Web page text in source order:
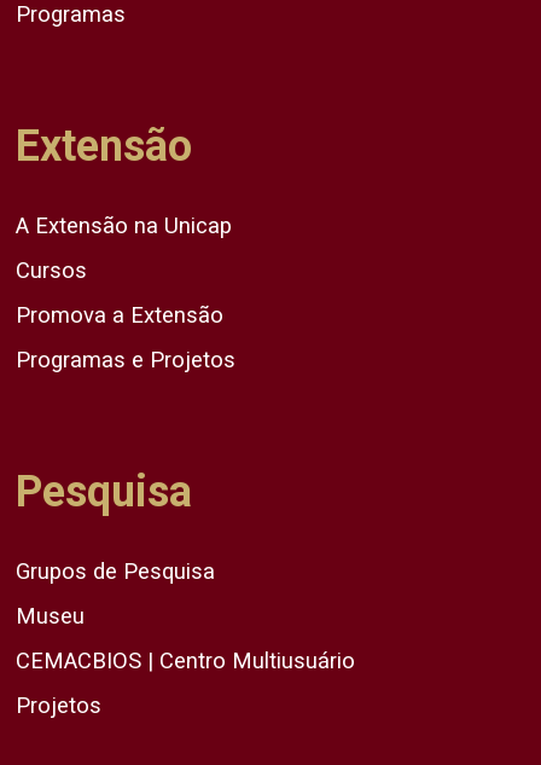
Programas
Extensão
A Extensão na Unicap
Cursos
Promova a Extensão
Programas e Projetos
Pesquisa
Grupos de Pesquisa
Museu
CEMACBIOS | Centro Multiusuário
Projetos